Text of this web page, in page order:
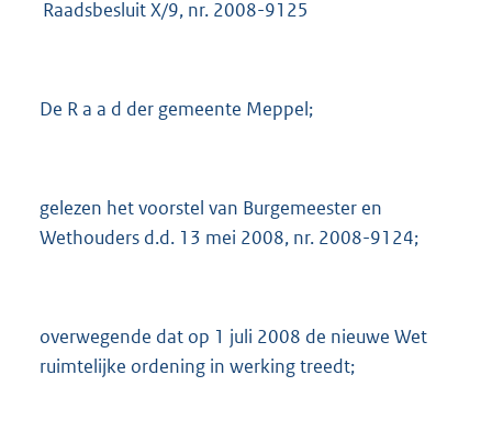
Raadsbesluit X/9, nr. 2008-9125
De R a a d der gemeente Meppel;
gelezen het voorstel van Burgemeester en
Wethouders d.d. 13 mei 2008, nr. 2008-9124;
overwegende dat op 1 juli 2008 de nieuwe Wet
ruimtelijke ordening in werking treedt;